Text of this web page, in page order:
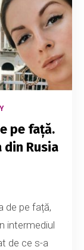
pe față.
Rusia
de pe față,
intermediul
de ce s-a